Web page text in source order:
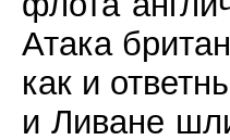
Атака
как и
и Ливане